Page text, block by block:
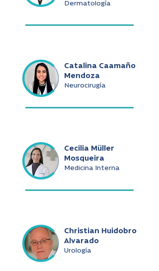
Dermatología
Catalina Caamaño
Mendoza
Neurocirugía
Cecilia Müller
Mosqueira
Medicina Interna
Christian Huidobro
Alvarado
Urología